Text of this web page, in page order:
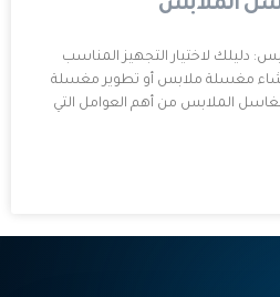
الملابس
دليلك لاختيار التجهيز المناسب
مغسلة ملابس أو تطوير مغسلة
الملابس من أهم العوامل التي